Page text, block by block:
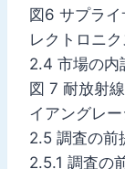
図6 サプラ
レクトロニ
2.4 市場の内
図 7 耐放射
イアングレ
2.5 調査の前
2.5.1 調査の